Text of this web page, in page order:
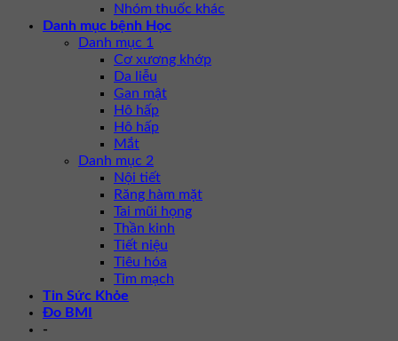
Nhóm thuốc khác
Danh mục bệnh Học
Danh mục 1
Cơ xương khớp
Da liễu
Gan mật
Hô hấp
Hô hấp
Mắt
Danh mục 2
Nội tiết
Răng hàm mặt
Tai mũi họng
Thần kinh
Tiết niệu
Tiêu hóa
Tim mạch
Tin Sức Khỏe
Đo BMI
-